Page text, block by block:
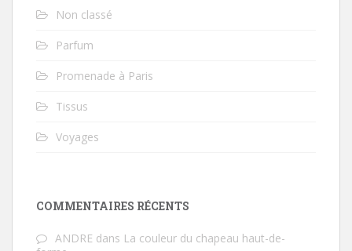
Non classé
Parfum
Promenade à Paris
Tissus
Voyages
COMMENTAIRES RÉCENTS
ANDRE dans La couleur du chapeau haut-de-